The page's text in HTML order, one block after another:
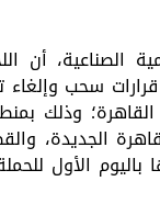
أن
قرارات سحب
وذلك
الجديدة،
باليوم الأول